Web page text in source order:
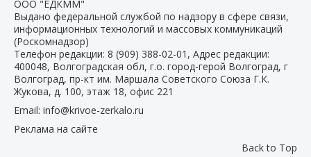
ООО "ЕДКММ"
Выдано федеральной службой по надзору в сфере связи,
информационных технологий и массовых коммуникаций
(Роскомнадзор)
Телефон редакции: 8 (909) 388-02-01 , Адрес редакции:
400048, Волгоградская обл, г.о. город-герой Волгоград, г
Волгоград, пр-кт им. Маршала Советского Союза Г.К.
Жукова, д. 100, этаж 18, офис 221
Email: info@krivoe-zerkalo.ru
Реклама на сайте
Back to Top